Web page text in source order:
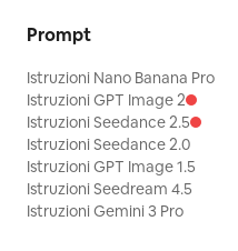
Prompt
Istruzioni Nano Banana Pro
Istruzioni GPT Image 2
Istruzioni Seedance 2.5
Istruzioni Seedance 2.0
Istruzioni GPT Image 1.5
Istruzioni Seedream 4.5
Istruzioni Gemini 3 Pro